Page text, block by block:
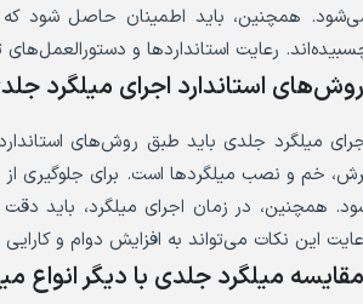
همچنین، باید اطمینان حاصل شود که
رعایت استانداردها و
روش‌های استاندارد اجرای میلگرد
میلگرد جلدی باید طبق روش‌های
خم و نصب میلگردها است. برای جلوگیری
همچنین، در زمان اجرای میلگرد، باید
این نکات می‌تواند به افزایش دوام و
مقایسه میلگرد جلدی با دیگر انواع